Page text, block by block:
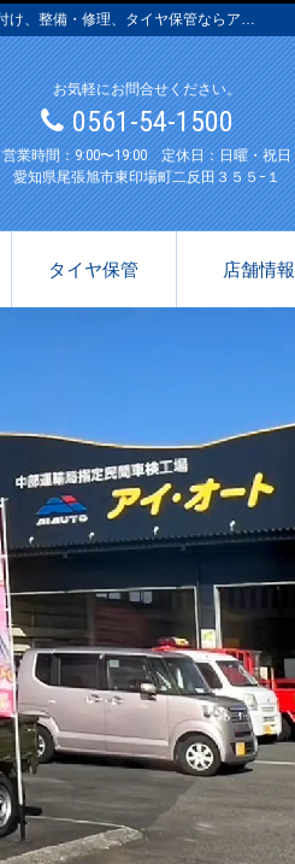
け、整備・修理、タイヤ保管ならア…
お気軽にお問合せください。
0561-54-1500
営業時間：9:00〜19:00 定休日：日曜・祝日
愛知県尾張旭市東印場町二反田３５５−１
タイヤ保管 店舗情報